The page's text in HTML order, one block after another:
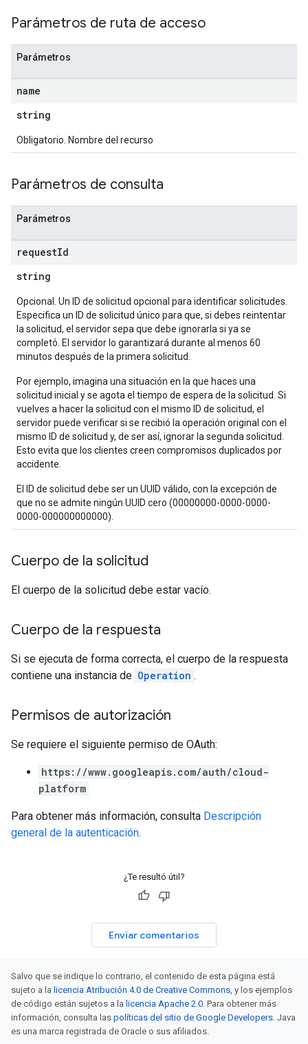
Parámetros de ruta de acceso
Parámetros
name
string
Obligatorio. Nombre del recurso
Parámetros de consulta
Parámetros
requestId
string
Opcional. Un ID de solicitud opcional para identificar solicitudes.
Especifica un ID de solicitud único para que, si debes reintentar
la solicitud, el servidor sepa que debe ignorarla si ya se
completó. El servidor lo garantizará durante al menos 60
minutos después de la primera solicitud.
Por ejemplo, imagina una situación en la que haces una
solicitud inicial y se agota el tiempo de espera de la solicitud. Si
vuelves a hacer la solicitud con el mismo ID de solicitud, el
servidor puede verificar si se recibió la operación original con el
mismo ID de solicitud y, de ser así, ignorar la segunda solicitud.
Esto evita que los clientes creen compromisos duplicados por
accidente.
El ID de solicitud debe ser un UUID válido, con la excepción de
que no se admite ningún UUID cero (00000000-0000-0000-
0000-000000000000).
Cuerpo de la solicitud
El cuerpo de la solicitud debe estar vacío.
Cuerpo de la respuesta
Si se ejecuta de forma correcta, el cuerpo de la respuesta
contiene una instancia de Operation .
Permisos de autorización
Se requiere el siguiente permiso de OAuth:
https://www.googleapis.com/auth/cloud-
platform
Para obtener más información, consulta Descripción
general de la autenticación.
¿Te resultó útil?
Enviar comentarios
Salvo que se indique lo contrario, el contenido de esta página está
sujeto a la licencia Atribución 4.0 de Creative Commons, y los ejemplos
de código están sujetos a la licencia Apache 2.0. Para obtener más
información, consulta las políticas del sitio de Google Developers. Java
es una marca registrada de Oracle o sus afiliados.